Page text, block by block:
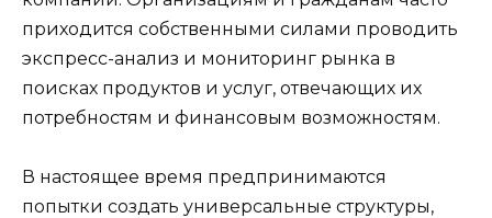
приходится собственными силами проводить
экспресс-анализ и мониторинг рынка в
поисках продуктов и услуг, отвечающих их
потребностям и финансовым возможностям.
В настоящее время предпринимаются
попытки создать универсальные структуры,